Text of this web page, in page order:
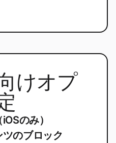
けオプ
のみ）
のブロック